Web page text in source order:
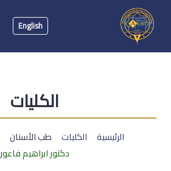
English
الكليات
الرئيسية الكليات طب الأسنان
دكتور ابراهيم فاعور